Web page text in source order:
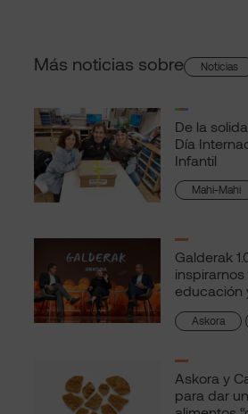
Más noticias sobre Noticias
De la
Día
Infantil
Mahi-Mahi
Galderak
educación
Askora
Askora y
para dar